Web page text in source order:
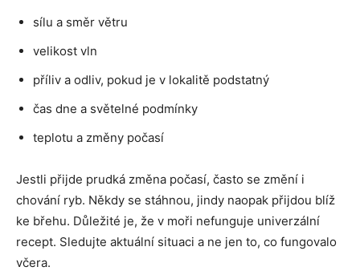
sílu a směr větru
velikost vln
příliv a odliv, pokud je v lokalitě podstatný
čas dne a světelné podmínky
teplotu a změny počasí
Jestli přijde prudká změna počasí, často se změní i
chování ryb. Někdy se stáhnou, jindy naopak přijdou blíž
ke břehu. Důležité je, že v moři nefunguje univerzální
recept. Sledujte aktuální situaci a ne jen to, co fungovalo
včera.